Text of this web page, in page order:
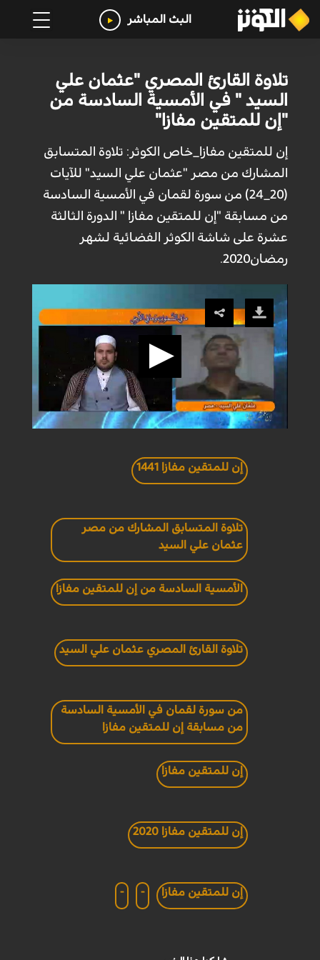
البث المباشر
تلاوة القارئ المصري "عثمان علي
السيد " في الأمسية السادسة من
"إن للمتقين مفازا"
إن للمتقين مفازا_خاص الكوثر: تلاوة المتسابق
المشارك من مصر "عثمان علي السيد" للآيات
(20_24) من سورة لقمان في الأمسية السادسة
من مسابقة "إن للمتقين مفازا " الدورة الثالثة
عشرة على شاشة الكوثر الفضائية لشهر
رمضان2020.
إن للمتقين مفازا 1441
تلاوة المتسابق المشارك من مصر
عثمان علي السيد
الأمسية السادسة من إن للمتقين مفازا
تلاوة القارئ المصري عثمان علي السيد
من سورة لقمان في الأمسية السادسة
من مسابقة إن للمتقين مفازا
إن للمتقين مفازا
إن للمتقين مفازا 2020
إن للمتقين مفازا -
-